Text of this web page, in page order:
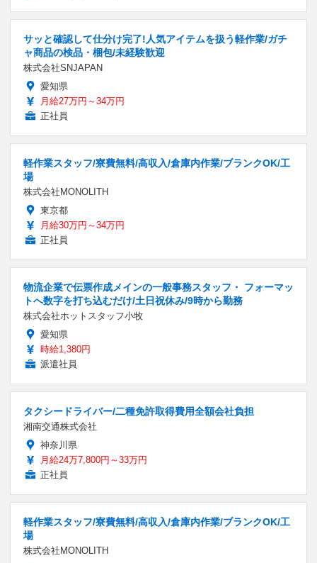
サッと確認して仕分け完了!人気アイテムを扱う軽作業/ガチ
ャ商品の検品・梱包/未経験歓迎
株式会社SNJAPAN
愛知県
月給27万円～34万円
正社員
軽作業スタッフ/寮費無料/高収入/倉庫内作業/ブランクOK/工
場
株式会社MONOLITH
東京都
月給30万円～34万円
正社員
物流企業で伝票作成メインの一般事務スタッフ・ フォーマッ
トへ数字を打ち込むだけ/土日祝休み/9時から勤務
株式会社ホットスタッフ小牧
愛知県
時給1,380円
派遣社員
タクシードライバー/二種免許取得費用全額会社負担
湘南交通株式会社
神奈川県
月給24万7,800円～33万円
正社員
軽作業スタッフ/寮費無料/高収入/倉庫内作業/ブランクOK/工
場
株式会社MONOLITH